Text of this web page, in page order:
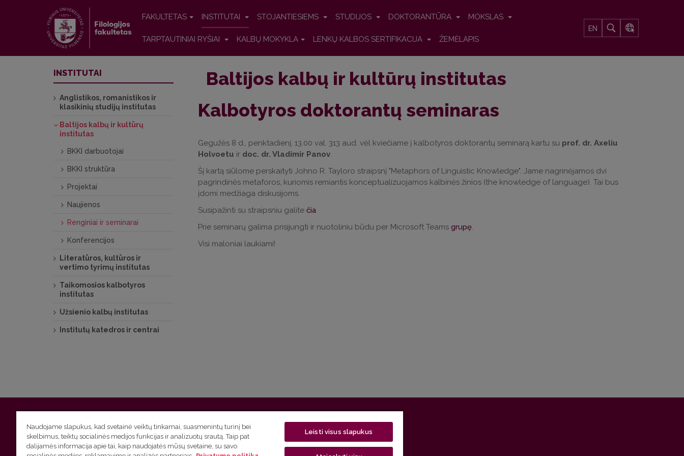
FAKULTETAS INSTITUTAI STOJANTIESIEMS STUDIJOS DOKTORANTŪRA MOKSLAS
TARPTAUTINIAI RYŠIAI KALBŲ MOKYKLA LENKŲ KALBOS SERTIFIKACIJA ŽEMĖLAPIS
EN
Baltijos kalbų ir kultūrų institutas
Kalbotyros doktorantų seminaras
Gegužės 8 d., penktadienį, 13.00 val. 313 aud. vėl kviečiame į kalbotyros doktorantų seminarą kartu su prof. dr. Axeliu
Holvoetu ir doc. dr. Vladimir Panov.
Šį kartą siūlome perskaityti Johno R. Tayloro straipsnį "Metaphors of Linguistic Knowledge". Jame nagrinėjamos dvi
pagrindinės metaforos, kuriomis remiantis konceptualizuojamos kalbinės žinios (the knowledge of language). Tai bus
įdomi medžiaga diskusijoms.
Susipažinti su straipsniu galite čia
Prie seminarų galima prisijungti ir nuotoliniu būdu per Microsoft Teams grupę.
Visi maloniai laukiami!
INSTITUTAI
Anglistikos, romanistikos ir
klasikinių studijų institutas
Baltijos kalbų ir kultūrų
institutas
BKKI darbuotojai
BKKI struktūra
Projektai
Naujienos
Renginiai ir seminarai
Konferencijos
Literatūros, kultūros ir
vertimo tyrimų institutas
Taikomosios kalbotyros
institutas
Užsienio kalbų institutas
Institutų katedros ir centrai
Vilniaus universitetas Filologijos fakultetas | Universiteto g. 5, LT-01131 Vilnius
Studijų skyriaus(studijų ir tvarkaraščio klausimai) tel. (0 5) 268 7208 | El. paštasstudijos@flf.vu.lt
Naudojame slapukus, kad svetainė veiktų tinkamai, suasmenintų turinį bei
skelbimus, teiktų socialinės medijos funkcijas ir analizuotų srautą. Taip pat
dalijamės informacija apie tai, kaip naudojatės mūsų svetaine, su savo
Leisti visus slapukus